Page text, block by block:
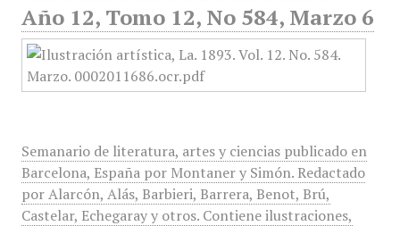
Año 12, Tomo 12, No 584, Marzo 6
Semanario de literatura, artes y ciencias publicado en
Barcelona, España por Montaner y Simón. Redactado
por Alarcón, Alás, Barbieri, Barrera, Benot, Brú,
Castelar, Echegaray y otros. Contiene ilustraciones,